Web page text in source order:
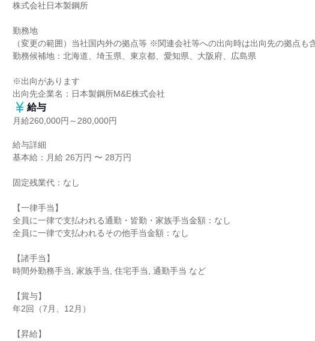
株式会社日本製鋼所
勤務地
（変更の範囲）当社国内外の拠点等 ※関連会社等への出向時は出向先の拠点も含
勤務候補地：北海道、埼玉県、東京都、愛知県、大阪府、広島県
※出向があります
出向先企業名：日本製鋼所M&E株式会社
給与
月給260,000円～280,000円
給与詳細
基本給：月給 26万円 〜 28万円
固定残業代：なし
【一律手当】
全員に一律で支払われる通勤・皆勤・家族手当金額：なし
全員に一律で支払われるその他手当金額：なし
【諸手当】
時間外勤務手当, 家族手当, 住宅手当, 通勤手当 など
【賞与】
年2回（7月、12月）
【昇給】